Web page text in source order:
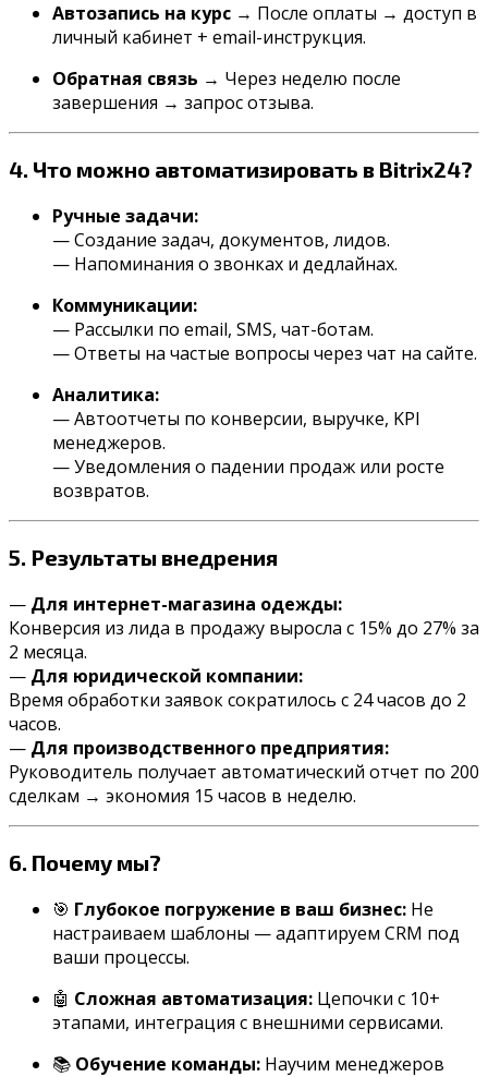
Автозапись на курс → После оплаты → доступ в
личный кабинет + email-инструкция.
Обратная связь → Через неделю после
завершения → запрос отзыва.
4. Что можно автоматизировать в Bitrix24?
Ручные задачи:
— Создание задач, документов, лидов.
— Напоминания о звонках и дедлайнах.
Коммуникации:
— Рассылки по email, SMS, чат-ботам.
— Ответы на частые вопросы через чат на сайте.
Аналитика:
— Автоотчеты по конверсии, выручке, KPI
менеджеров.
— Уведомления о падении продаж или росте
возвратов.
5. Результатывнедрения
— Для интернет-магазина одежды:
Конверсия из лида в продажу выросла с 15% до 27% за
2 месяца.
— Для юридической компании:
Время обработки заявок сократилось с 24 часов до 2
часов.
— Для производственного предприятия:
Руководитель получает автоматический отчет по 200
сделкам → экономия 15 часов в неделю.
6. Почему мы?
🎯 Глубокое погружение в ваш бизнес: Не
настраиваем шаблоны — адаптируем CRM под
ваши процессы.
🤖 Сложная автоматизация: Цепочки с 10+
этапами, интеграция с внешними сервисами.
📚 Обучение команды: Научим менеджеров